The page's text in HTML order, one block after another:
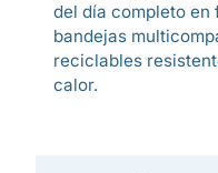
del día completo en
bandejas
reciclables
calor.